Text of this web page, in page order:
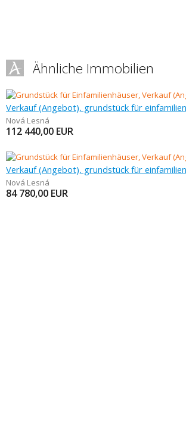
Ähnliche Immobilien
Verkauf (Angebot), grundstück für
Nová Lesná
112 440,00 EUR
Verkauf (Angebot), grundstück für
Nová Lesná
84 780,00 EUR